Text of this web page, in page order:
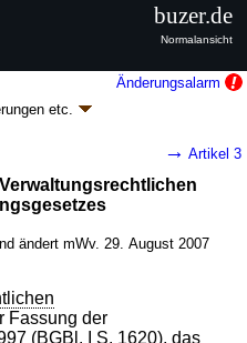
Änderungsalarm
etc.
Vorschriften für
in der
); Geltung ab 29.08.2007
→ Artikel 3
ändert mWv. 29. August 2007
Fassung der
(BGBl. I S. 1620), das
buzer.de
Normalansicht